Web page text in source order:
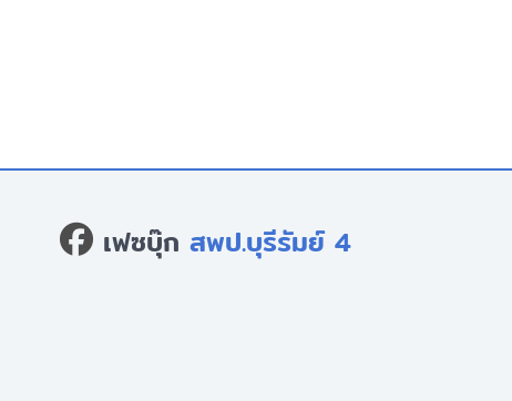
เฟซบุ๊ก สพป.บุรีรัมย์ 4